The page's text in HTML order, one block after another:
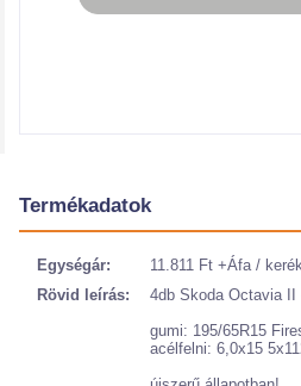
Termékadatok
Egységár:
11.811 Ft +Áfa / kerék
Rövid leírás:
4db Skoda Octavia
gumi: 195/65R15
acélfelni: 6,0x15